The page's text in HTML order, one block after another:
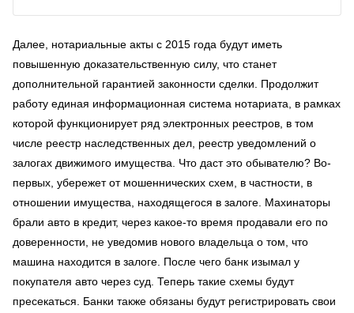
Далее, нотариальные акты с 2015 года будут иметь
повышенную доказательственную силу, что станет
дополнительной гарантией законности сделки. Продолжит
работу единая информационная система нотариата, в рамках
которой функционирует ряд электронных реестров, в том
числе реестр наследственных дел, реестр уведомлений о
залогах движимого имущества. Что даст это обывателю? Во-
первых, убережет от мошеннических схем, в частности, в
отношении имущества, находящегося в залоге. Махинаторы
брали авто в кредит, через какое-то время продавали его по
доверенности, не уведомив нового владельца о том, что
машина находится в залоге. После чего банк изымал у
покупателя авто через суд. Теперь такие схемы будут
пресекаться. Банки также обязаны будут регистрировать свои